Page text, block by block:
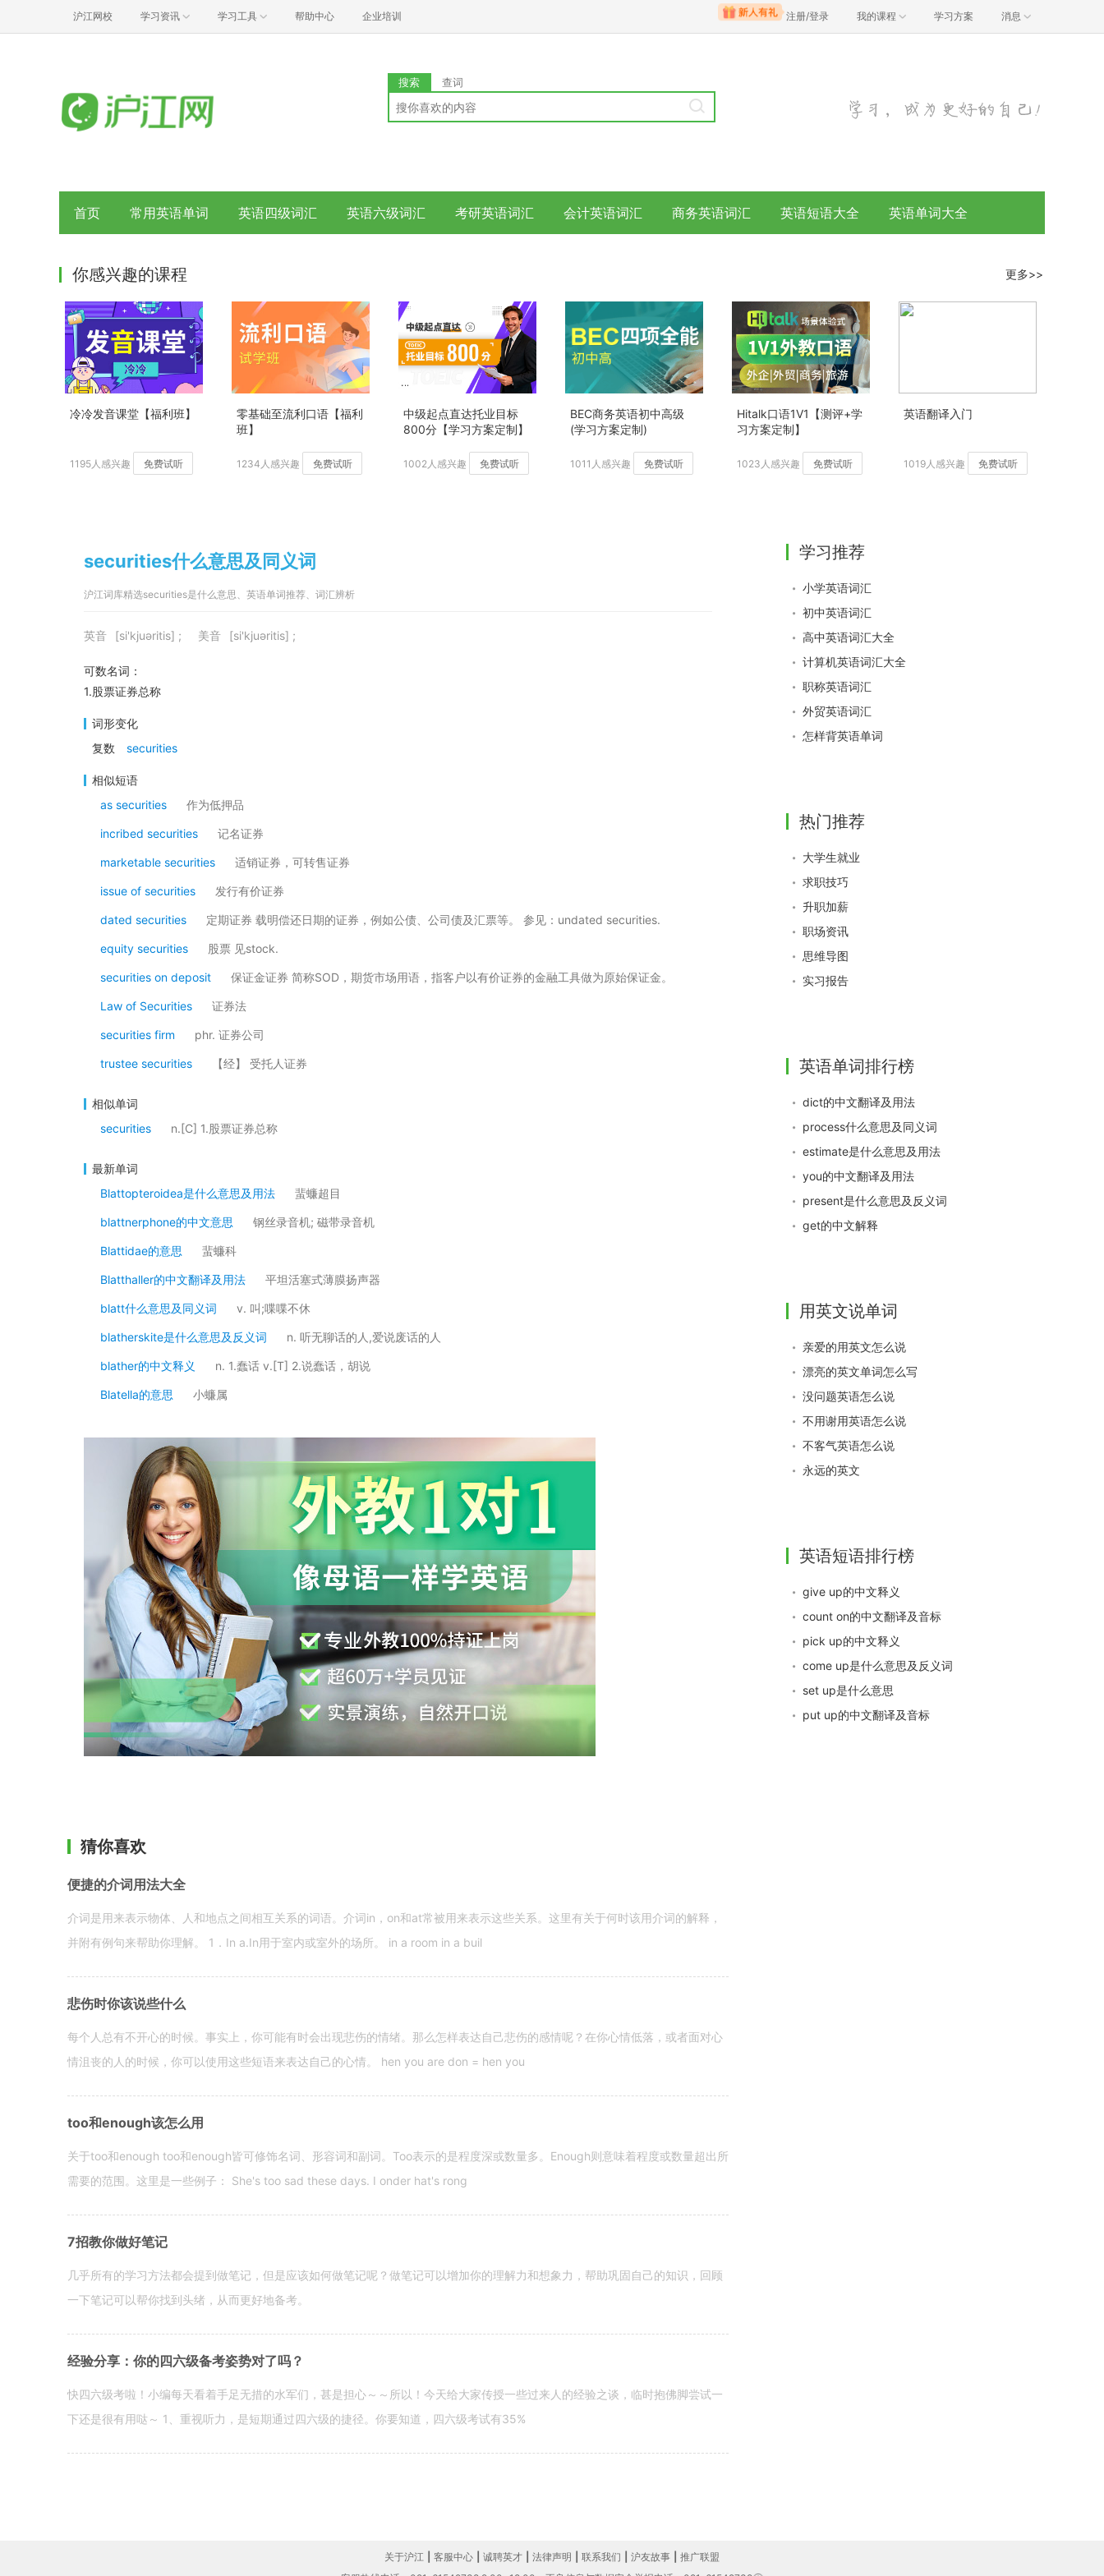
沪江网校 学习资讯 学习工具 帮助中心 企业培训 注册/登录 我的课程 学习方案 消息
搜索 查词
首页 常用英语单词 英语四级词汇 英语六级词汇 考研英语词汇 会计英语词汇 商务英语词汇 英语短语大全 英语单词大全
你感兴趣的课程 更多>>
冷冷发音课堂【福利班】
1195人感兴趣 免费试听
零基础至流利口语【福利
班】
1234人感兴趣 免费试听
中级起点直达托业目标
800分【学习方案定制】
1002人感兴趣 免费试听
BEC商务英语初中高级
(学习方案定制)
1011人感兴趣 免费试听
Hitalk口语1V1【测评+学
习方案定制】
1023人感兴趣 免费试听
英语翻译入门
1019人感兴趣 免费试听
securities什么意思及同义词
沪江词库精选securities是什么意思、英语单词推荐、词汇辨析
英音 [si'kjuəritis] ; 美音 [si'kjuəritis] ;
可数名词：
1.股票证券总称
词形变化
复数
securities
相似短语
as securities
作为低押品
incribed securities 记名证券
marketable securities 适销证券，可转售证券
issue of securities 发行有价证券
dated securities 定期证券 载明偿还日期的证券，例如公债、公司债及汇票等。 参见：undated securities.
equity securities 股票 见stock.
securities on deposit 保证金证券 简称SOD，期货市场用语，指客户以有价证券的金融工具做为原始保证金。
Law of Securities 证券法
securities firm phr. 证券公司
trustee securities 【经】 受托人证券
相似单词
securities
n.[C] 1.股票证券总称
最新单词
Blattopteroidea是什么意思及用法
蜚蠊超目
blattnerphone的中文意思 钢丝录音机; 磁带录音机
Blattidae的意思 蜚蠊科
Blatthaller的中文翻译及用法 平坦活塞式薄膜扬声器
blatt什么意思及同义词 v. 叫;喋喋不休
blatherskite是什么意思及反义词 n. 听无聊话的人,爱说废话的人
blather的中文释义 n. 1.蠢话 v.[T] 2.说蠢话，胡说
Blatella的意思 小蠊属
猜你喜欢
便捷的介词用法大全
介词是用来表示物体、人和地点之间相互关系的词语。介词in，on和at常被用来表示这些关系。这里有关于何时该用介词的解释，
并附有例句来帮助你理解。 1．In a.In用于室内或室外的场所。 in a room in a buil
悲伤时你该说些什么
每个人总有不开心的时候。事实上，你可能有时会出现悲伤的情绪。那么怎样表达自己悲伤的感情呢？在你心情低落，或者面对心
情沮丧的人的时候，你可以使用这些短语来表达自己的心情。 hen you are don = hen you
too和enough该怎么用
关于too和enough too和enough皆可修饰名词、形容词和副词。Too表示的是程度深或数量多。Enough则意味着程度或数量超出所
需要的范围。这里是一些例子： She's too sad these days. I onder hat's rong
7招教你做好笔记
几乎所有的学习方法都会提到做笔记，但是应该如何做笔记呢？做笔记可以增加你的理解力和想象力，帮助巩固自己的知识，回顾
一下笔记可以帮你找到头绪，从而更好地备考。
经验分享：你的四六级备考姿势对了吗？
快四六级考啦！小编每天看着手足无措的水军们，甚是担心～～所以！今天给大家传授一些过来人的经验之谈，临时抱佛脚尝试一
下还是很有用哒～ 1、重视听力，是短期通过四六级的捷径。你要知道，四六级考试有35%
学习推荐
小学英语词汇
初中英语词汇
高中英语词汇大全
计算机英语词汇大全
职称英语词汇
外贸英语词汇
怎样背英语单词
热门推荐
大学生就业
求职技巧
升职加薪
职场资讯
思维导图
实习报告
英语单词排行榜
dict的中文翻译及用法
process什么意思及同义词
estimate是什么意思及用法
you的中文翻译及用法
present是什么意思及反义词
get的中文解释
用英文说单词
亲爱的用英文怎么说
漂亮的英文单词怎么写
没问题英语怎么说
不用谢用英语怎么说
不客气英语怎么说
永远的英文
英语短语排行榜
give up的中文释义
count on的中文翻译及音标
pick up的中文释义
come up是什么意思及反义词
set up是什么意思
put up的中文翻译及音标
关于沪江 客服中心 诚聘英才 法律声明 联系我们 沪友故事
推广联盟